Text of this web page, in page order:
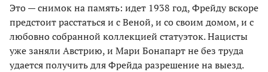
Это — снимок на память: идет 1938 год, Фрей­ду вскоре
предстоит расстаться и с Веной, и со своим домом, и с
любовно собранной коллекцией статуэток. Нацисты
уже заняли Австрию, и Мари Бонапарт не без труда
удается получить для Фрейда разрешение на выезд.